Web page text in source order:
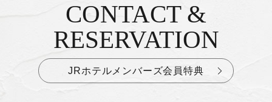
お問い合わせ&ご予約
CONTACT &
RESERVATION
JRホテルメンバーズ会員特典